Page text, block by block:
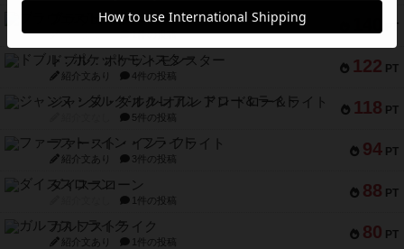
PT
ブラヴェスト
紹介文なし 1件の投稿
122 PT
ドブル：ポケットモンスター
紹介文あり 4件の投稿
118 PT
ジャンヌ・ダルク-オルレアン ドロー＆ライト
5件の投稿
94 PT
ファースト・イン・フライト
紹介文あり 3件の投稿
88 PT
ダイススローン
1件の投稿
80 PT
ガルフストライク
紹介文あり 1件の投稿